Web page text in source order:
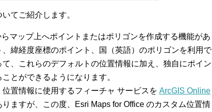
てご紹介します。
マップ上へポイントまたはポリゴンを作成する機能があ
緯経度座標のポイント、国（英語）のポリゴンを利用で
、これらのデフォルトの位置情報に加え、独自にポイン
とができるようになります。
置情報に使用するフィーチャ サービスを ArcGIS Online
ますが、この度、Esri Maps for Office のカスタム位置情